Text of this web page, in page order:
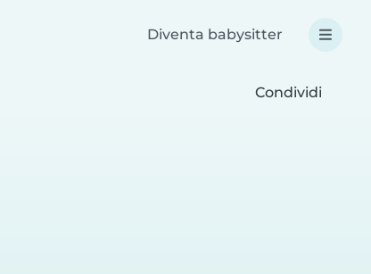
Diventa babysitter
Condividi